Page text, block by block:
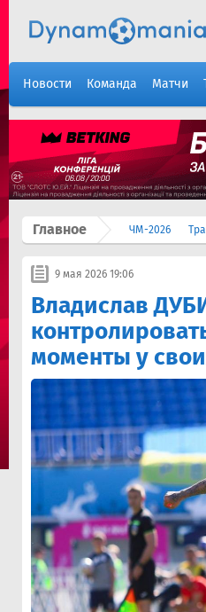
Новости Команда Матчи
Главное ЧМ-2026
9 мая 2026 19:06
Владислав
моменты у